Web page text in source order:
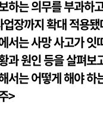
하는 의무를 부과하
장까지 확대 적용
서는 사망 사고가 잇
과 원인 등을 살펴보
서는 어떻게 해야 하
>